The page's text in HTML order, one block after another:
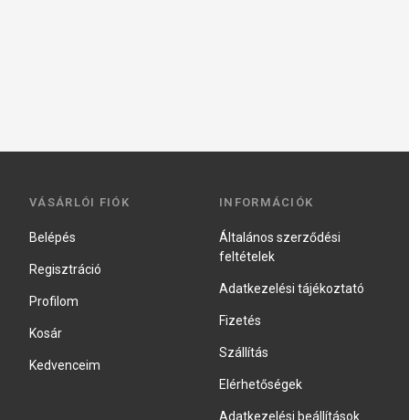
VÁSÁRLÓI FIÓK
Belépés
Regisztráció
Profilom
Kosár
Kedvenceim
INFORMÁCIÓK
Általános szerződési
feltételek
Adatkezelési tájékoztató
Fizetés
Szállítás
Elérhetőségek
Adatkezelési beállítások